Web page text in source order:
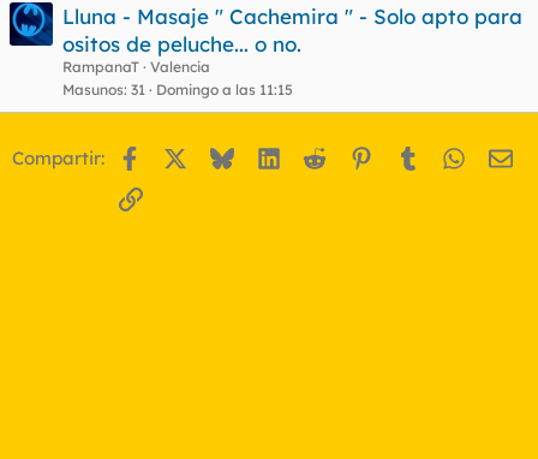
Lluna - Masaje " Cachemira " - Solo apto para
ositos de peluche... o no.
RampanaT Valencia
Masunos 31 Domingo a las 11:15
Compartir: Facebook BlueskyLinkedIn
Reddit Pinterest
Tumblr
Enlace